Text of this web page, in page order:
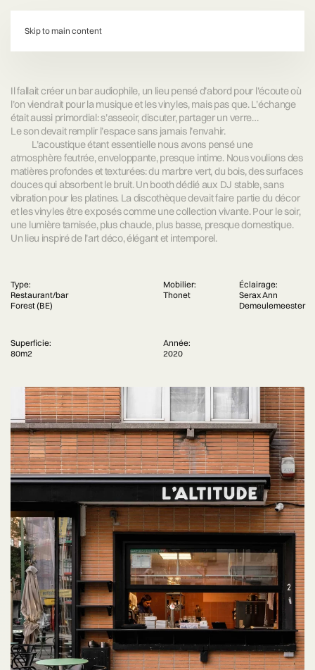
Skip to main content
d:
Il fallait créer un bar audiophile, un lieu pensé d’abord pour l’écoute où
l’on viendrait pour la musique et les vinyles, mais pas que. L’échange
était aussi primordial: s’asseoir, discuter, partager un verre…
Le son devait remplir l’espace sans jamais l’envahir.
L’acoustique étant essentielle nous avons pensé une
atmosphère feutrée, enveloppante, presque intime. Nous voulions des
matières profondes et texturées: du marbre vert, du bois, des surfaces
douces qui absorbent le bruit. Un booth dédié aux DJ stable, sans
vibration pour les platines. La discothèque devait faire partie du décor
et les vinyles être exposés comme une collection vivante. Pour le soir,
une lumière tamisée, plus chaude, plus basse, presque domestique.
Un lieu inspiré de l’art déco, élégant et intemporel.
Type:
Restaurant/bar
Forest (BE)
Mobilier:
Thonet
Éclairage:
Serax Ann
Demeulemeester
Superficie:
80m2
Année:
2020